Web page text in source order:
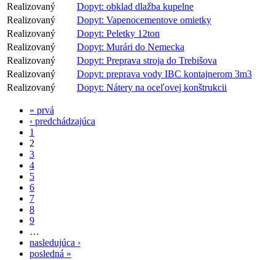
Realizovaný
Dopyt: obklad dlažba kupelne
Realizovaný
Dopyt: Vapenocementove omietky
Realizovaný
Dopyt: Peletky 12ton
Realizovaný
Dopyt: Murári do Nemecka
Realizovaný
Dopyt: Preprava stroja do Trebišova
Realizovaný
Dopyt: preprava vody IBC kontajnerom 3m3
Realizovaný
Dopyt: Nátery na oceľovej konštrukcii
« prvá
‹ predchádzajúca
1
2
3
4
5
6
7
8
9
…
nasledujúca ›
posledná »